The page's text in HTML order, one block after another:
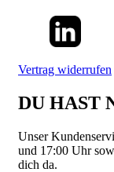
Vertrag widerrufen
DU HAST
Unser
und 17:00 Uhr
dich da.